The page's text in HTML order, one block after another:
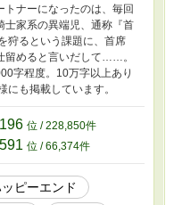
トナーになったのは、毎回
士家系の異端児、通称『首
狩るという課題に、首席
留めると言いだして……。
字程度。10万字以上あり
にも掲載しています。
位 / 228,850件
位 / 66,374件
ピーエンド